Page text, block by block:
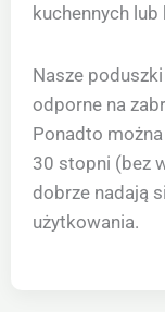
kuchennych lub
Nasze
odporne na
Ponadto
30 stopni (bez
dobrze nadają
użytkowania.